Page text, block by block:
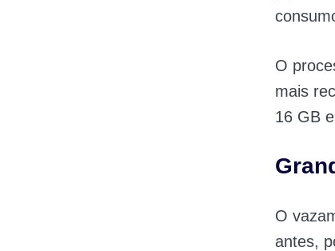
O
mais
16 GB
O
antes,